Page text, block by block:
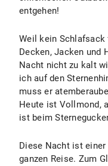
entgehen!
Weil kein
Decken, Jacken und
Nacht nicht zu kalt
ich auf den
muss er
Heute ist Vollmond,
ist beim
Diese Nacht ist
ganzen Reise. Zum